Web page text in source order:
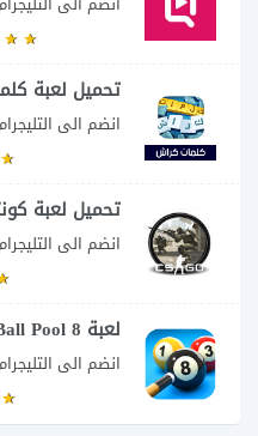
تحميل لعبة
تحميل لعبة
لعبة 8 Ball Pool للكمبيوتر